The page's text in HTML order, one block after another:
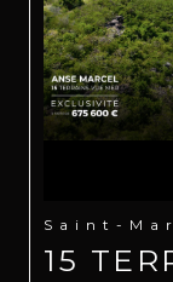
Saint-
15